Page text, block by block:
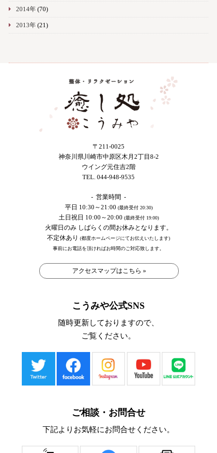
2014年(70)
2013年(21)
〒211-0025
神奈川県川崎市中原区木月2丁目8-2
ウイング元住吉2階
TEL. 044-948-9535
- 営業時間 -
平日 10:30～21:00 (最終受付 20:30)
土日祝日 10:00～20:00 (最終受付 19:00)
火曜日のみ しばらくの間お休みとなります。
不定休あり (都度ホームページにてお伝えいたします)
事前にお電話を頂ければお時間のご対応致します。
アクセスマップはこちら »
こうみや公式SNS
随時更新しておりますので、
ご覧ください。
ご相談・お問合せ
下記よりお気軽にお問合せください。